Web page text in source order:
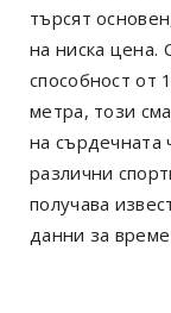
търсят
на ниска цена.
способност от
метра, този
на сърдечната
различни
получава
данни за